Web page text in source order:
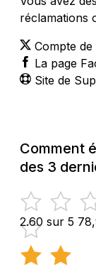
réclamations
Compte
La page
Site de
Comment
des 3
2.60 sur 5